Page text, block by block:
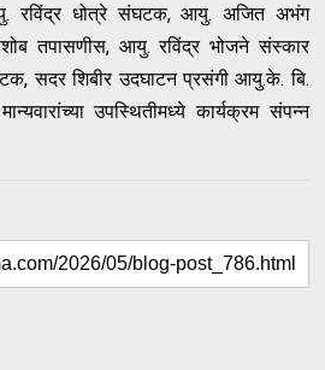
रविंद्र धोत्रे संघटक, आयु. अजित अभंग
तपासणीस, आयु. रविंद्र भोजने संस्कार
सदर शिबीर उदघाटन प्रसंगी आयु.के. बि.
उपस्थितीमध्ये कार्यक्रम संपन्न